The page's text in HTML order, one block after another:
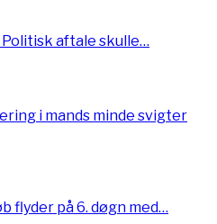
aftale skulle…
i mands minde svigter
flyder på 6. døgn med…